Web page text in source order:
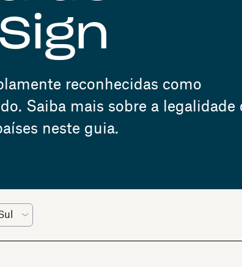
reconhecidas como
Saiba mais sobre a legalidade
neste guia.